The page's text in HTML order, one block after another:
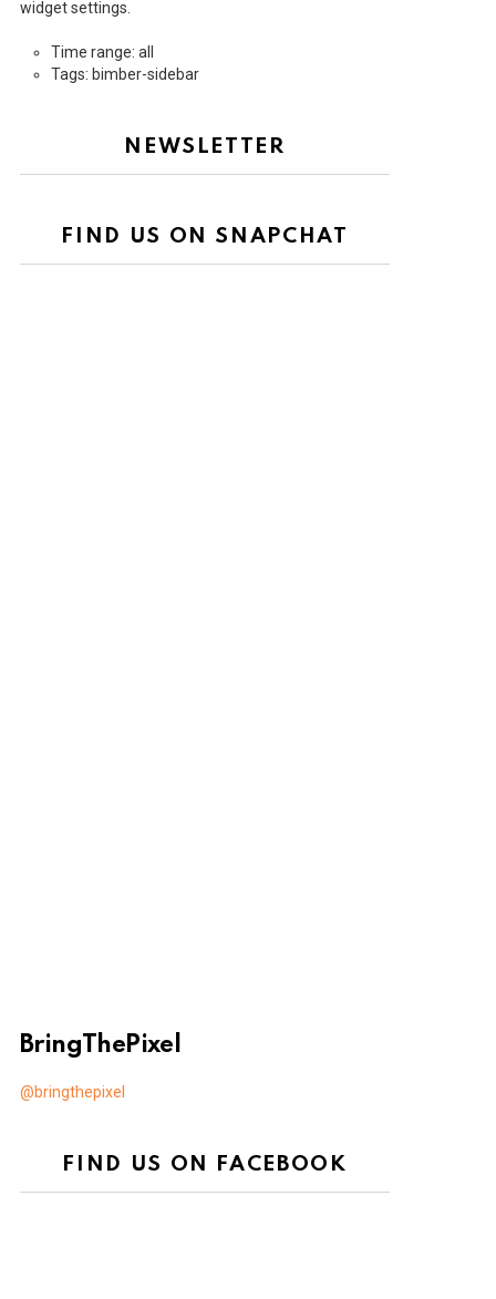
widget settings.
Time range: all
Tags: bimber-sidebar
NEWSLETTER
FIND US ON SNAPCHAT
BringThePixel
@bringthepixel
FIND US ON FACEBOOK